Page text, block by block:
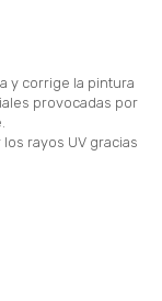
y corrige la pintura
provocadas por
rayos UV gracias